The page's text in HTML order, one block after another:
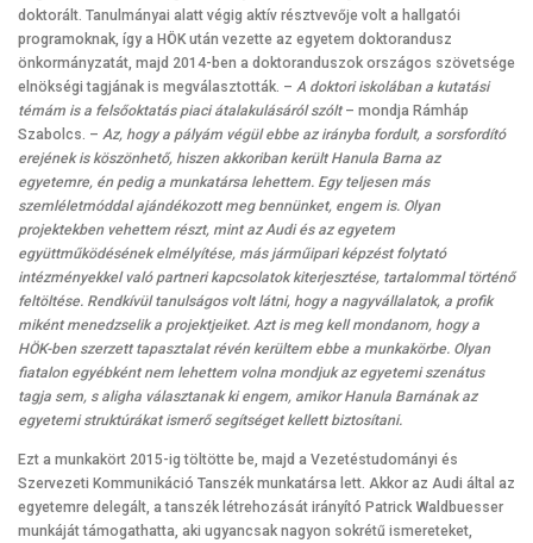
doktorált. Tanulmányai alatt végig aktív résztvevője volt a hallgatói
programoknak, így a HÖK után vezette az egyetem doktorandusz
önkormányzatát, majd 2014-ben a doktoranduszok országos szövetsége
elnökségi tagjának is megválasztották. – A doktori iskolában a kutatási
témám is a felsőoktatás piaci átalakulásáról szólt– mondja Rámháp
Szabolcs. – Az, hogy a pályám végül ebbe az irányba fordult, a sorsfordító
erejének is köszönhető, hiszen akkoriban került Hanula Barna az
egyetemre, én pedig a munkatársa lehettem. Egy teljesen más
szemléletmóddal ajándékozott meg bennünket, engem is. Olyan
projektekben vehettem részt, mint az Audi és az egyetem
együttműködésének elmélyítése, más járműipari képzést folytató
intézményekkel való partneri kapcsolatok kiterjesztése, tartalommal történő
feltöltése. Rendkívül tanulságos volt látni, hogy a nagyvállalatok, a profik
miként menedzselik a projektjeiket. Azt is meg kell mondanom, hogy a
HÖK-ben szerzett tapasztalat révén kerültem ebbe a munkakörbe. Olyan
fiatalon egyébként nem lehettem volna mondjuk az egyetemi szenátus
tagja sem, s aligha választanak ki engem, amikor Hanula Barnának az
egyetemi struktúrákat ismerő segítséget kellett biztosítani.
Ezt a munkakört 2015-ig töltötte be, majd a Vezetéstudományi és
Szervezeti Kommunikáció Tanszék munkatársa lett. Akkor az Audi által az
egyetemre delegált, a tanszék létrehozását irányító Patrick Waldbuesser
munkáját támogathatta, aki ugyancsak nagyon sokrétű ismereteket,